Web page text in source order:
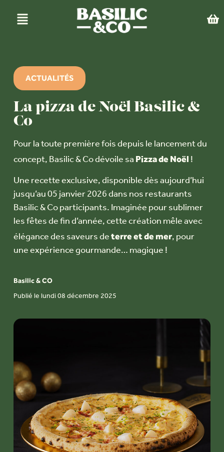
ACTUALITÉS
La pizza de Noël Basilic &
Co
Pour la toute première fois depuis le lancement du
concept, Basilic & Co dévoile sa Pizza de Noël !
Une recette exclusive, disponible dès aujourd’hui
jusqu’au 05 janvier 2026 dans nos restaurants
Basilic & Co participants. Imaginée pour sublimer
les fêtes de fin d’année, cette création mêle avec
élégance des saveurs de terre et de mer, pour
une expérience gourmande… magique !
Basilic & CO
Publié le lundi 08 décembre 2025